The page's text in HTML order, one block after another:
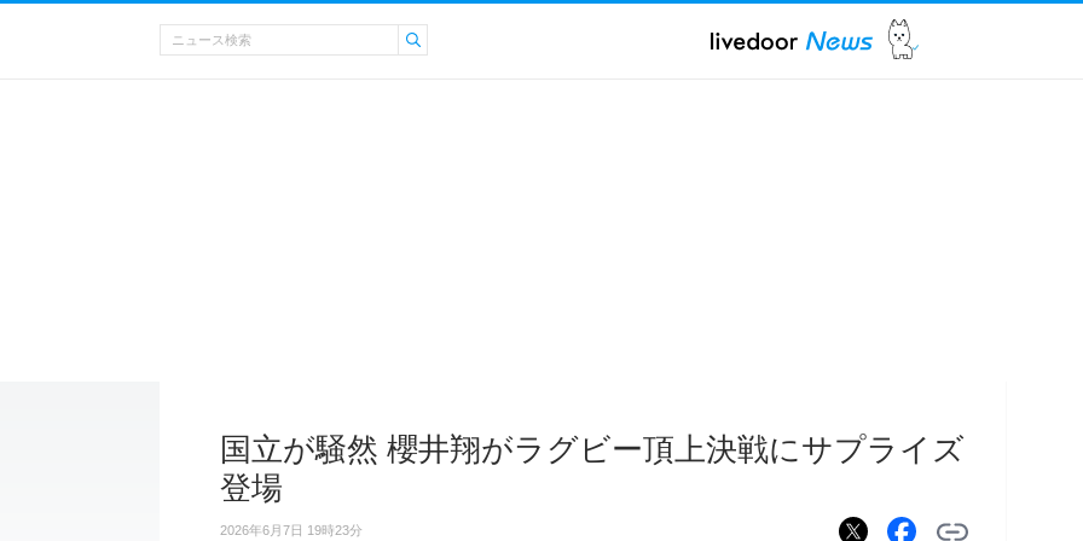
国立が騒然 櫻井翔がラグビー頂上決戦にサプライズ
登場
2026年6月7日 19時23分